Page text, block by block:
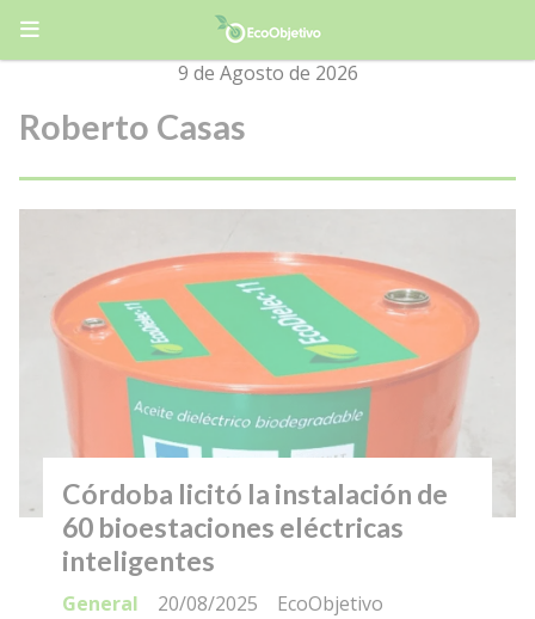
9 de Agosto de 2026
Roberto Casas
Córdoba licitó la instalación de
60 bioestaciones eléctricas
inteligentes
EcoObjetivo
General
20/08/2025